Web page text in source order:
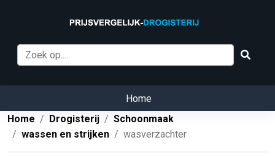
Home
Home
Drogisterij
Schoonmaak
wassen en strijken
wasverzachter